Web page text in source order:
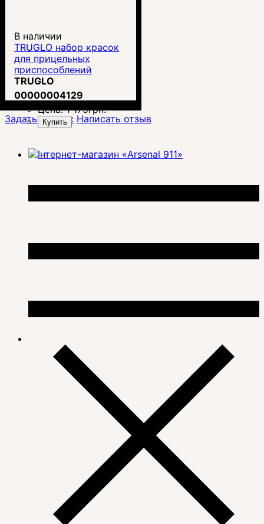
В наличии
TRUGLO набор красок
для прицельных
приспособлений
(TG985A)
TRUGLO
00000004129
Цена:1 175грн.
Купить
Задать вопрос Написать отзыв